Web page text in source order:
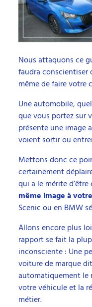
Nous attaquons ce
faudra conscientiser
même de faire votre
Une automobile,
que vous portez sur
présente une image
voient sortir ou
Mettons donc ce
certainement
qui a le mérite
même image à
Scenic ou en BMW
Allons encore plus
rapport se fait la
inconsciente : Une
voiture de marque
automatiquement le
votre véhicule et la
métier.